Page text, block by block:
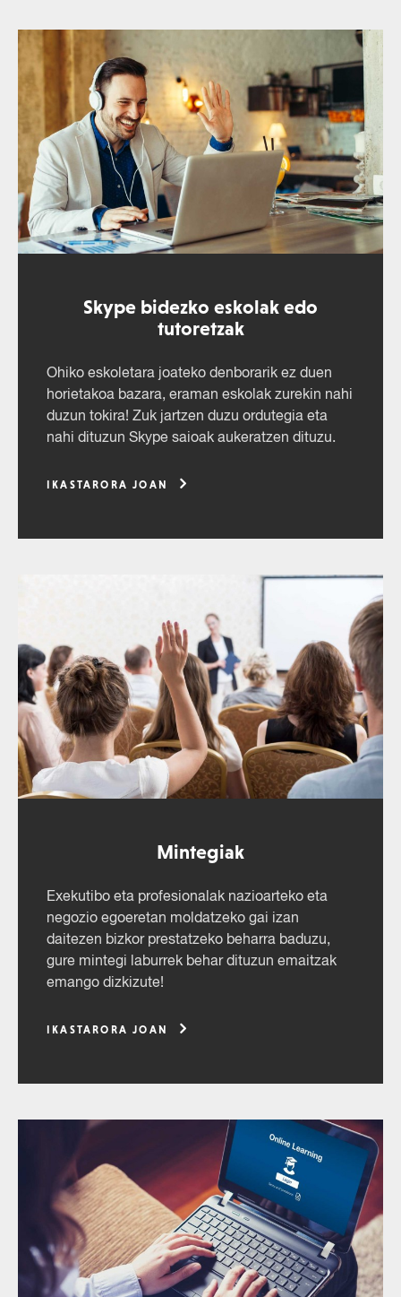
Skype bidezko eskolak edo
tutoretzak
Ohiko eskoletara joateko denborarik ez duen
horietakoa bazara, eraman eskolak zurekin nahi
duzun tokira! Zuk jartzen duzu ordutegia eta
nahi dituzun Skype saioak aukeratzen dituzu.
IKASTARORA JOAN
Mintegiak
Exekutibo eta profesionalak nazioarteko eta
negozio egoeretan moldatzeko gai izan
daitezen bizkor prestatzeko beharra baduzu,
gure mintegi laburrek behar dituzun emaitzak
emango dizkizute!
IKASTARORA JOAN